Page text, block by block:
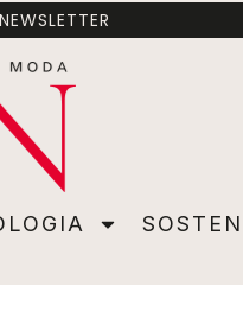
SOSTENIBILITÀ